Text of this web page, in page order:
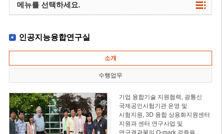
메뉴를 선택하세요.
인공지능융합연구실
소개
수행업무
기업 융합기술 지원협력, 광통신
국제공인시험기관 운영 및
시험지원, 3D 융합 상용화지원센터
지원과 센터 연구사업 및
연구결과물의 Q-mark 검증을